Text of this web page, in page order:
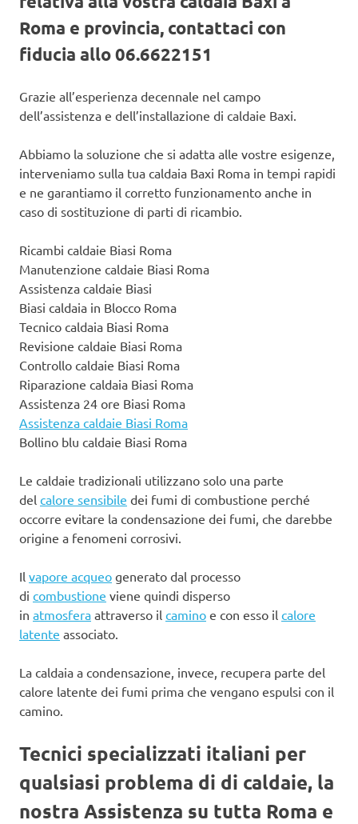
Roma e provincia, contattaci con
fiducia allo 06.6622151
Grazie all’esperienza decennale nel campo
dell’assistenza e dell’installazione di caldaie Baxi.
Abbiamo la soluzione che si adatta alle vostre esigenze,
interveniamo sulla tua caldaia Baxi Roma in tempi rapidi
e ne garantiamo il corretto funzionamento anche in
caso di sostituzione di parti di ricambio.
Ricambi caldaie Biasi Roma
Manutenzione caldaie Biasi Roma
Assistenza caldaie Biasi
Biasi caldaia in Blocco Roma
Tecnico caldaia Biasi Roma
Revisione caldaie Biasi Roma
Controllo caldaie Biasi Roma
Riparazione caldaia Biasi Roma
Assistenza 24 ore Biasi Roma
Assistenza caldaie Biasi Roma
Bollino blu caldaie Biasi Roma
Le caldaie tradizionali utilizzano solo una parte
del calore sensibile dei fumi di combustione perché
occorre evitare la condensazione dei fumi, che darebbe
origine a fenomeni corrosivi.
Il vapore acqueo generato dal processo
di combustione viene quindi disperso
in atmosfera attraverso il camino e con esso il calore
latente associato.
La caldaia a condensazione, invece, recupera parte del
calore latente dei fumi prima che vengano espulsi con il
camino.
Tecnici specializzati italiani per
qualsiasi problema di di caldaie, la
nostra Assistenza su tutta Roma e